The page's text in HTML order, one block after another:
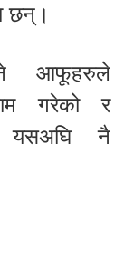
छन्।
आफूहरुले
गरेको र
यसअघि नै